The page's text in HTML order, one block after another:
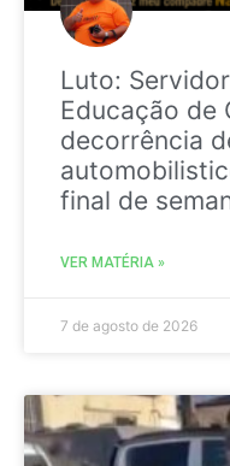
Luto:
Educação de
decorrência
final de
VER MATÉRIA »
7 de agosto de 2026